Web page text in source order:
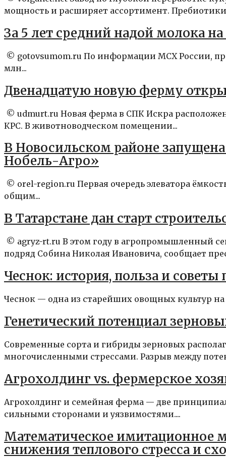
мощность и расширяет ассортимент.
За 5 лет средний надой молока
© gotovsumom.ru По информации МСХ России,
млн...
Двенадцатую новую ферму
© udmurt.ru Новая ферма в СПК Искра
КРС. В животноводческом помещении...
В Новосильском районе
Нобель-Агро»
© orel-region.ru Первая очередь элеватора
общим...
В Татарстане дан старт
© agryz-rt.ru В этом году в агропромышленный
подряд Собина Николая Ивановича, сообщает
Чеснок: история, польза и
Чеснок — одна из старейших овощных культур на
Генетический потенциал
Современные сорта и гибриды зерновых
многочисленными стрессами. Разрыв между
Агрохолдинг vs. фермерское
Агрохолдинг и семейная ферма — две
сильными сторонами и уязвимостями....
Математическое имитационное
снижения теплового стресса и